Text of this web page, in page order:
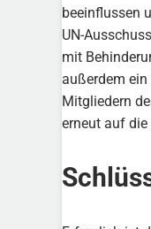
beeinflussen
UN-
mit
außerdem
Mitgliedern
erneut auf